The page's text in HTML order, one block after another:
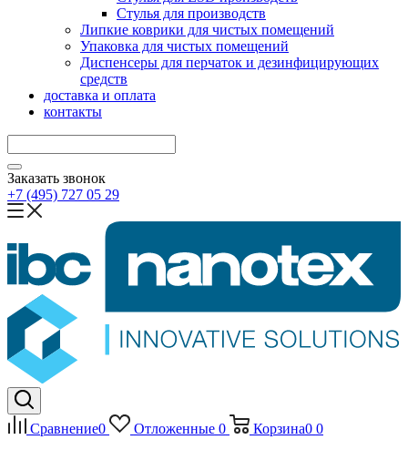
Стулья для производств
Липкие коврики для чистых помещений
Упаковка для чистых помещений
Диспенсеры для перчаток и дезинфицирующих
средств
доставка и оплата
контакты
Заказать звонок
+7 (495) 727 05 29
Сравнение0 Отложенные 0 Корзина0 0